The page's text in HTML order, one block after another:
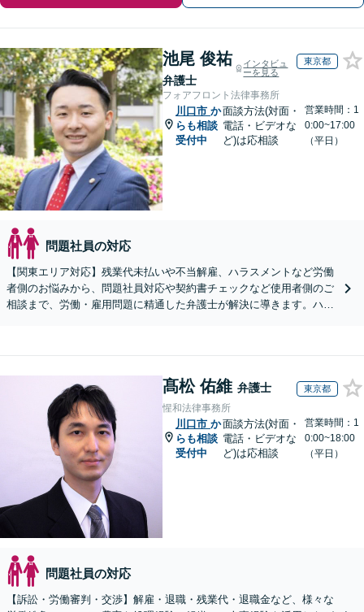
池尾 俊祐
弁護士
インタビュ
ーを見る
東京都
フォアフロント法律事務所
川口市 か
らも相談
受付中
面談方法(対面・
電話・ビデオな
ど)は応相談
営業時間：1
0:00~17:00
（平日）
問題社員の対応
【関東エリア対応】残業代未払いや不当解雇、ハラスメントなど労働
者側のお悩みから、問題社員対応や契約書チェックなど使用者側のご
相談まで、労働・雇用問題に精通した弁護士が解決に導きます。ハラ
髙松 佑維 弁護士 東京都
惺和法律事務所
川口市 か
らも相談
受付中
面談方法(対面・
電話・ビデオな
ど)は応相談
営業時間：1
0:00~18:00
（平日）
問題社員の対応
【訴訟・労働審判・交渉】解雇・退職・残業代・退職金など、様々な